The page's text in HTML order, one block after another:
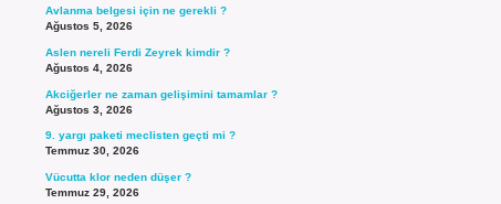
Avlanma belgesi için ne gerekli ?
Ağustos 5, 2026
Aslen nereli Ferdi Zeyrek kimdir ?
Ağustos 4, 2026
Akciğerler ne zaman gelişimini tamamlar ?
Ağustos 3, 2026
9. yargı paketi meclisten geçti mi ?
Temmuz 30, 2026
Vücutta klor neden düşer ?
Temmuz 29, 2026